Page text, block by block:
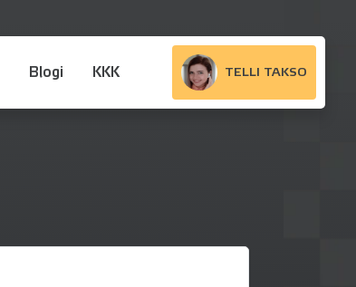
Blogi KKK TELLI TAKSO